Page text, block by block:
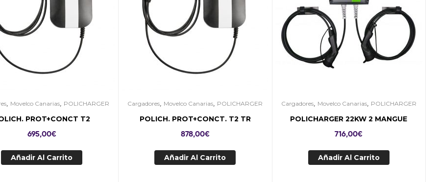
Movelco Canarias POLICHARGER
PROT+CONCT T2
695,00€
Añadir Al Carrito
Cargadores Movelco Canarias POLICHARGER
POLICH. PROT+CONCT. T2 TR
878,00€
Añadir Al Carrito
Cargadores, Movelco Canarias, POLICHARGER
POLICHARGER 22KW 2 MANGUE
716,00€
Añadir Al Carrito